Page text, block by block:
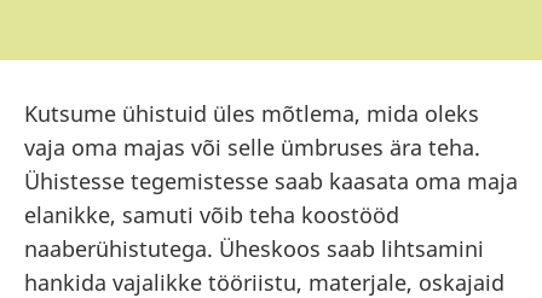
Kutsume ühistuid üles mõtlema, mida oleks
vaja oma majas või selle ümbruses ära teha.
Ühistesse tegemistesse saab kaasata oma maja
elanikke, samuti võib teha koostööd
naaberühistutega. Üheskoos saab lihtsamini
hankida vajalikke tööriistu, materjale, oskajaid